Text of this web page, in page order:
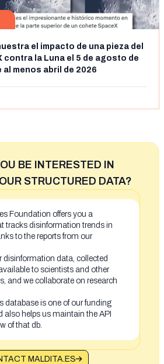
el impacto de una pieza del
contra la Luna el 5 de agosto de
menos abril de 2026
BE INTERESTED IN
STRUCTURED DATA?
Foundation offers you a
tracks disinformation trends in
to the reports from our
disinformation data, collected
to scientists and other
and we collaborate on research
database is one of our funding
also helps us maintain the API
of that db.
MALDITA.ES